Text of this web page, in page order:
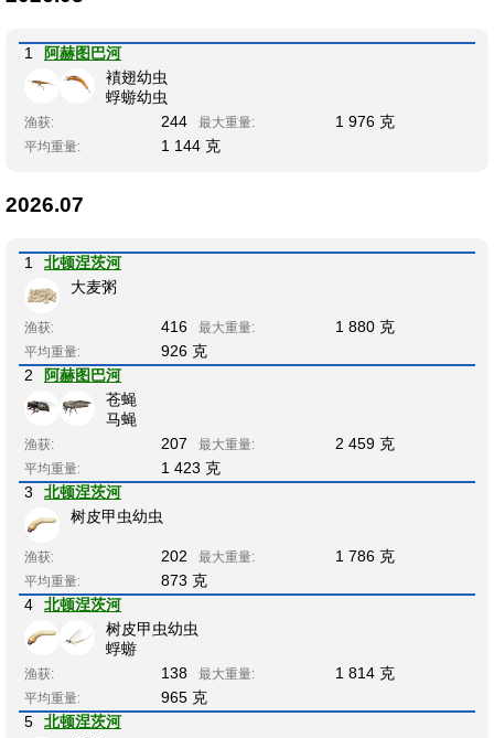
1
阿赫图巴河
襀翅幼虫
蜉蝣幼虫
渔获: 244 最大重量: 1 976 克
平均重量: 1 144 克
2026.07
1
北顿涅茨河
大麦粥
渔获: 416 最大重量: 1 880 克
平均重量:
926 克
2
阿赫图巴河
苍蝇
马蝇
渔获: 207 最大重量: 2 459 克
平均重量:
1 423 克
3
北顿涅茨河
树皮甲虫幼虫
渔获: 202 最大重量: 1 786 克
平均重量:
873 克
4
北顿涅茨河
树皮甲虫幼虫
蜉蝣
渔获: 138 最大重量: 1 814 克
平均重量:
965 克
5
北顿涅茨河